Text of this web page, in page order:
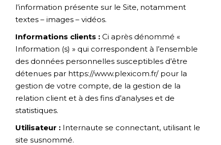
l’information présente sur le Site, notamment
textes – images – vidéos.
Informations clients : Ci après dénommé «
Information (s) » qui correspondent à l’ensemble
des données personnelles susceptibles d’être
détenues par https://www.plexicom.fr/pour la
gestion de votre compte, de la gestion de la
relation client et à des fins d’analyses et de
statistiques.
Utilisateur : Internaute se connectant, utilisant le
site susnommé.